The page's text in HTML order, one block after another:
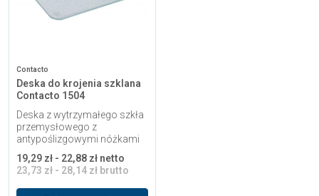
Contacto
Deska do krojenia szklana
Contacto 1504
Deska z wytrzymałego szkła
przemysłowego z
antypoślizgowymi nóżkami
19,29 zł - 22,88 zł netto
23,73 zł - 28,14 zł brutto